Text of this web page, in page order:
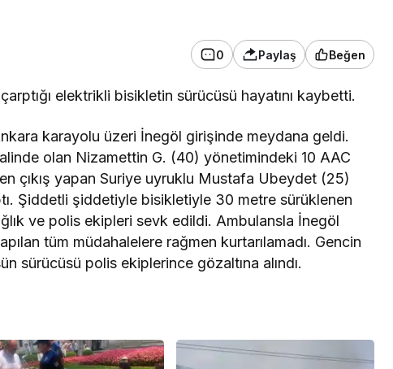
0 Paylaş Beğen
elektrikli bisikletin sürücüsü hayatını kaybetti.
karayolu üzeri İnegöl girişinde meydana geldi.
olan Nizamettin G. (40) yönetimindeki 10 AAC
çıkış yapan Suriye uyruklu Mustafa Ubeydet (25)
Şiddetli şiddetiyle bisikletiyle 30 metre sürüklenen
ve polis ekipleri sevk edildi. Ambulansla İnegöl
tüm müdahalelere rağmen kurtarılamadı. Gencin
sürücüsü polis ekiplerince gözaltına alındı.
Kaçak bina yıkımında hayat